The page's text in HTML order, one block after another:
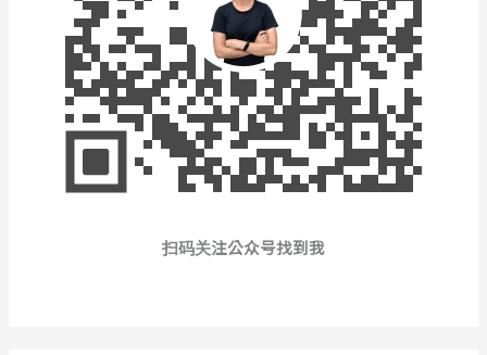
扫码关注公众号找到我